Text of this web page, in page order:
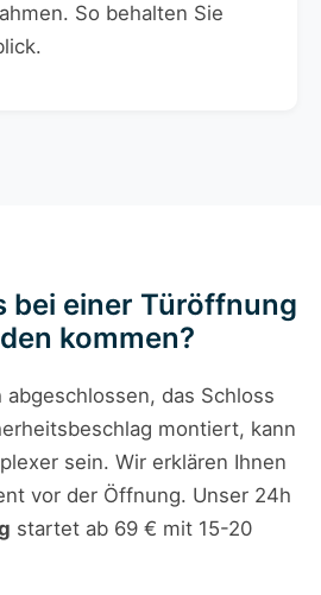
So behalten Sie
bei einer Türöffnung
kommen?
das Schloss
montiert, kann
sein. Wir erklären Ihnen
vor der Öffnung. Unser 24h
startet ab 69 € mit 15-20